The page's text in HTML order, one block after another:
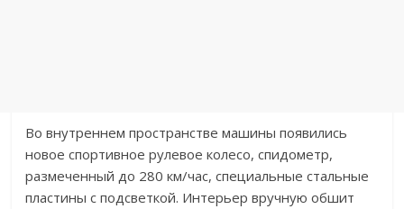
Во внутреннем пространстве машины появились
новое спортивное рулевое колесо, спидометр,
размеченный до 280 км/час, специальные стальные
пластины с подсветкой. Интерьер вручную обшит